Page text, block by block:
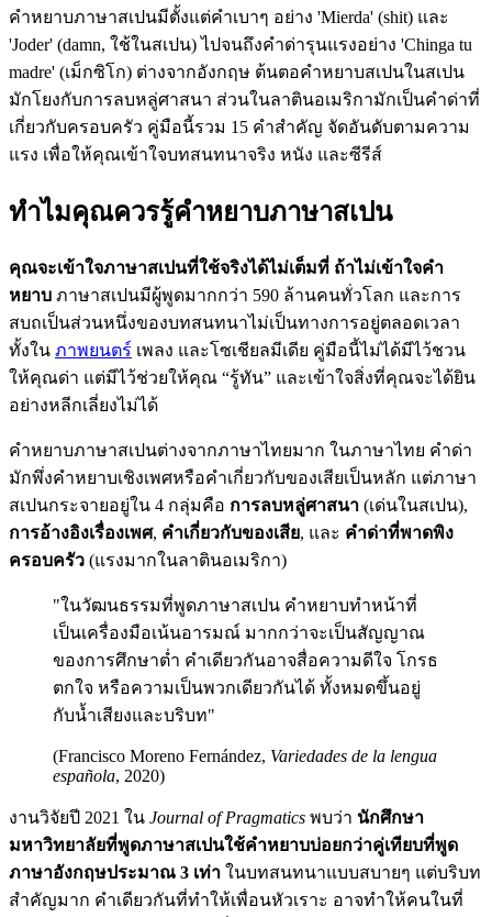
คำหยาบภาษาสเปนมีตั้งแต่คำเบาๆ อย่าง 'Mierda' (shit) และ
'Joder' (damn, ใช้ในสเปน) ไปจนถึงคำด่ารุนแรงอย่าง 'Chinga tu
madre' (เม็กซิโก) ต่างจากอังกฤษ ต้นตอคำหยาบสเปนในสเปน
มักโยงกับการลบหลู่ศาสนา ส่วนในลาตินอเมริกามักเป็นคำด่าที่
เกี่ยวกับครอบครัว คู่มือนี้รวม 15 คำสำคัญ จัดอันดับตามความ
แรง เพื่อให้คุณเข้าใจบทสนทนาจริง หนัง และซีรีส์
ทำไมคุณควรรู้คำหยาบภาษาสเปน
คุณจะเข้าใจภาษาสเปนที่ใช้จริงได้ไม่เต็มที่ ถ้าไม่เข้าใจคำ
หยาบ ภาษาสเปนมีผู้พูดมากกว่า 590 ล้านคนทั่วโลก และการ
สบถเป็นส่วนหนึ่งของบทสนทนาไม่เป็นทางการอยู่ตลอดเวลา
ทั้งใน ภาพยนตร์ เพลง และโซเชียลมีเดีย คู่มือนี้ไม่ได้มีไว้ชวน
ให้คุณด่า แต่มีไว้ช่วยให้คุณ “รู้ทัน” และเข้าใจสิ่งที่คุณจะได้ยิน
อย่างหลีกเลี่ยงไม่ได้
คำหยาบภาษาสเปนต่างจากภาษาไทยมาก ในภาษาไทย คำด่า
มักพึ่งคำหยาบเชิงเพศหรือคำเกี่ยวกับของเสียเป็นหลัก แต่ภาษา
สเปนกระจายอยู่ใน 4 กลุ่มคือ การลบหลู่ศาสนา (เด่นในสเปน),
การอ้างอิงเรื่องเพศ, คำเกี่ยวกับของเสีย, และ คำด่าที่พาดพิง
ครอบครัว (แรงมากในลาตินอเมริกา)
"ในวัฒนธรรมที่พูดภาษาสเปน คำหยาบทำหน้าที่
เป็นเครื่องมือเน้นอารมณ์ มากกว่าจะเป็นสัญญาณ
ของการศึกษาต่ำ คำเดียวกันอาจสื่อความดีใจ โกรธ
ตกใจ หรือความเป็นพวกเดียวกันได้ ทั้งหมดขึ้นอยู่
กับน้ำเสียงและบริบท"
(Francisco Moreno Fernández, Variedades de la lengua
española, 2020)
งานวิจัยปี 2021 ใน Journal of Pragmatics พบว่า นักศึกษา
มหาวิทยาลัยที่พูดภาษาสเปนใช้คำหยาบบ่อยกว่าคู่เทียบที่พูด
ภาษาอังกฤษประมาณ 3 เท่า ในบทสนทนาแบบสบายๆ แต่บริบท
สำคัญมาก คำเดียวกันที่ทำให้เพื่อนหัวเราะ อาจทำให้คนในที่